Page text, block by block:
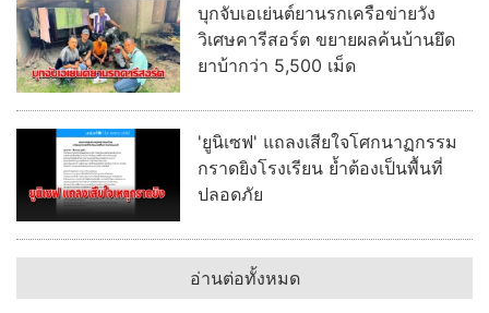
บุกจับเอเย่นต์ยานรกเครือข่ายวัง
วิเศษคารีสอร์ต ขยายผลค้นบ้านยึด
ยาบ้ากว่า 5,500 เม็ด
'ยูนิเซฟ' แถลงเสียใจโศกนาฏกรรม
กราดยิงโรงเรียน ย้ำต้องเป็นพื้นที่
ปลอดภัย
อ่านต่อทั้งหมด